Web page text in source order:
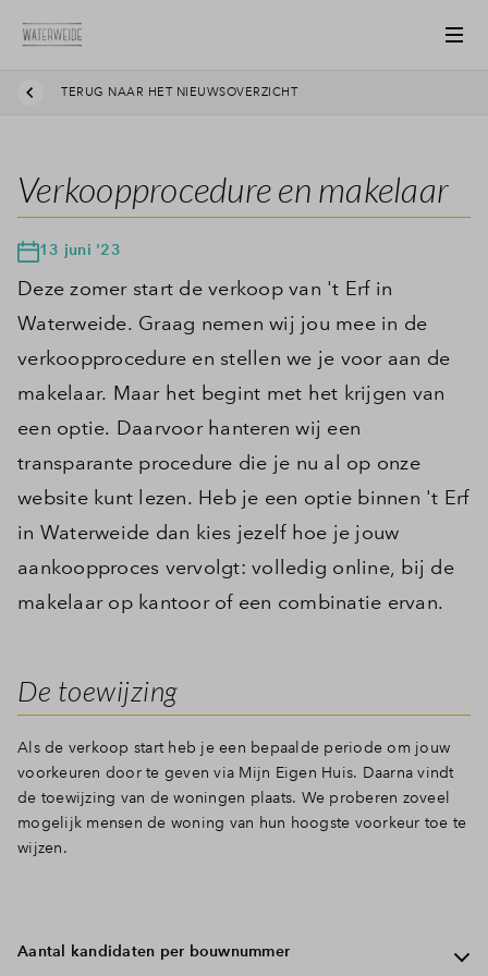
TERUG NAAR HET NIEUWSOVERZICHT
Verkoopprocedure en makelaar
13 juni '23
Deze zomer start de verkoop van 't Erf in
Waterweide. Graag nemen wij jou mee in de
verkoopprocedure en stellen we je voor aan de
makelaar. Maar het begint met het krijgen van
een optie. Daarvoor hanteren wij een
transparante procedure die je nu al op onze
website kunt lezen. Heb je een optie binnen 't Erf
in Waterweide dan kies jezelf hoe je jouw
aankoopproces vervolgt: volledig online, bij de
makelaar op kantoor of een combinatie ervan.
De toewijzing
Als de verkoop start heb je een bepaalde periode om jouw
voorkeuren door te geven via Mijn Eigen Huis. Daarna vindt
de toewijzing van de woningen plaats. We proberen zoveel
mogelijk mensen de woning van hun hoogste voorkeur toe te
wijzen.
Aantal kandidaten per bouwnummer